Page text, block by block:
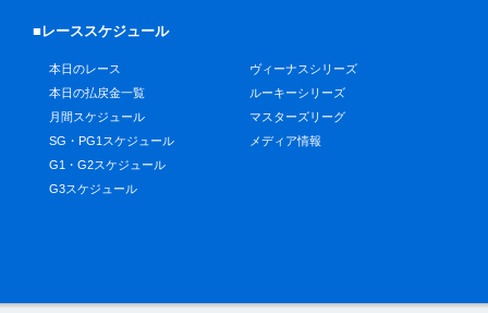
■レーススケジュール
本日のレース
本日の払戻金一覧
月間スケジュール
SG・PG1スケジュール
G1・G2スケジュール
G3スケジュール
ヴィーナスシリーズ
ルーキーシリーズ
マスターズリーグ
メディア情報